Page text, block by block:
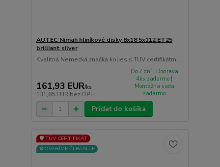
AUTEC Nimah hliníkové disky 8x18 5x112 ET25
brilliant silver
Kvalitná Nemecká značka kolies s TUV certifikátmi ...
161,93 EUR/ks
131,65 EUR bez DPH
Do 7 dní | Doprava
4ks zadarmo |
Montážna sada
zadarmo
Pridať do košíka
🛡️ TÜV CERTIFIKÁT
⚙️OVERÍME ČI PASUJE